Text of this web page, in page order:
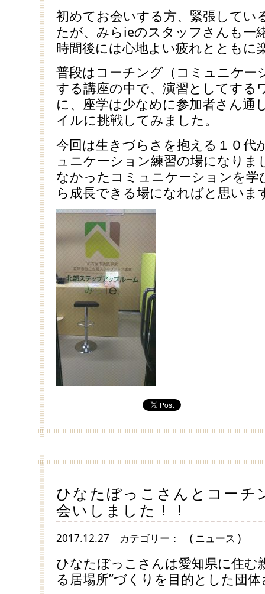
初めてお会いする方、緊張してい
たが、みらieのスタッフさんも一
時間後には心地よい疲れとともに
普段はコーチング（コミュニケー
する講座の中で、演習としてする
に、座学は少なめに参加者さん通
イルに挑戦してみました。
今回は生きづらさを抱える１０代
ュニケーション練習の場になりま
なかったコミュニケーションを学
ら成長できる場になればと思いま
ひなたぼっこさんとコーチ
会いしました！！
2017.12.27 カテゴリー： ( ニュース )
ひなたぼっこさんは愛知県に住む
る居場所”づくりを目的とした団